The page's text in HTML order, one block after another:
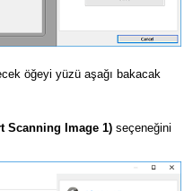
öğeyi yüzü aşağı bakacak
Scanning Image 1) seçeneğini